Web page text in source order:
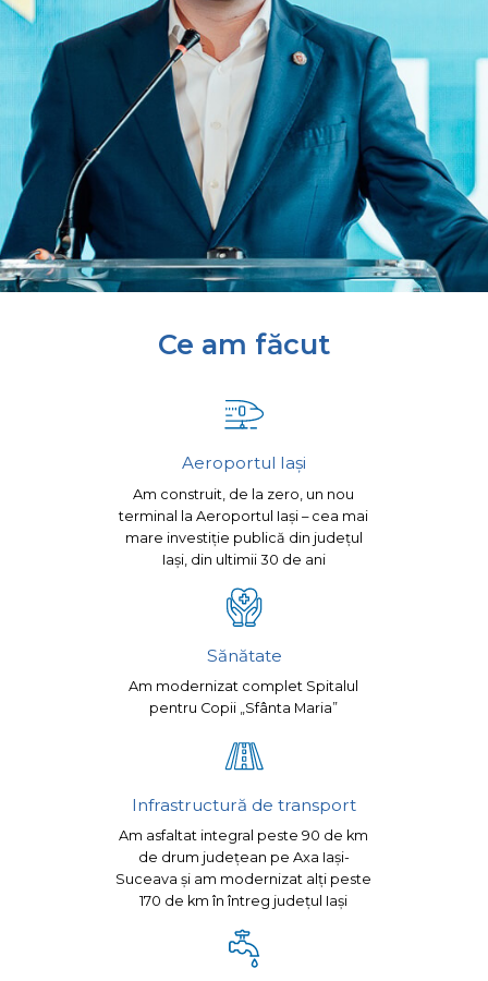
Ce am făcut
Aeroportul Iași
Am construit, de la zero, un nou
terminal la Aeroportul Iași – cea mai
mare investiție publică din județul
Iași, din ultimii 30 de ani
Sănătate
Am modernizat complet Spitalul
pentru Copii „Sfânta Maria”
Infrastructură de transport
Am asfaltat integral peste 90 de km
de drum județean pe Axa Iași-
Suceava și am modernizat alți peste
170 de km în întreg județul Iași